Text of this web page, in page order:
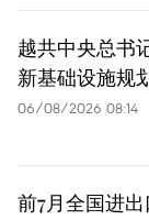
越共中央总书
新基础设施规
06/08/2026 08:14
前7月全国进